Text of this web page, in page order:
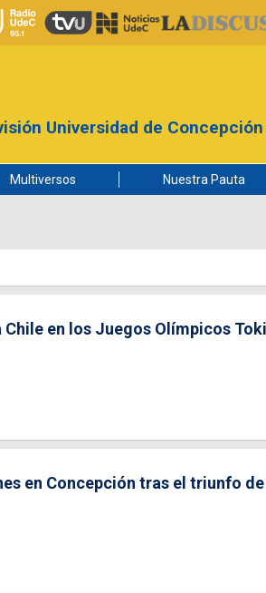
Universidad de Concepción
Multiversos Nuestra Pauta
en los Juegos Olímpicos
en Concepción tras el triunfo